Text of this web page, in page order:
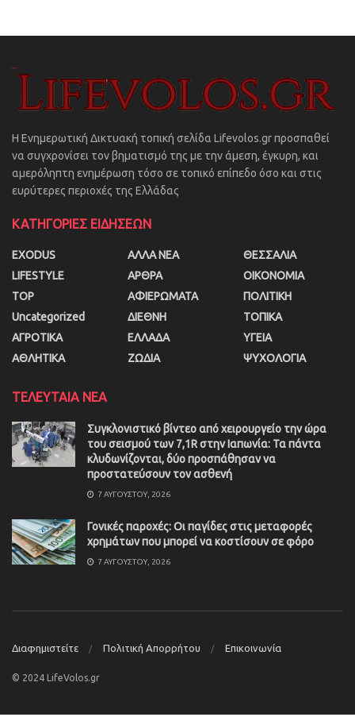
Η Ενημερωτική Δικτυακή τοπική σελίδα Lifevolos.gr προσπαθεί
να συγχρονίσει τον βηματισμό της με την άμεση, έγκυρη, και
αμερόληπτη ενημέρωση τόσο σε τοπικό επίπεδο όσο και στις
ευρύτερες περιοχές της Ελλάδας
ΚΑΤΗΓΟΡΙΕΣ ΕΙΔΗΣΕΩΝ
EXODUS
LIFESTYLE
TOP
Uncategorized
ΑΓΡΟΤΙΚΑ
ΑΘΛΗΤΙΚΑ
ΑΛΛΑ ΝΕΑ
ΑΡΘΡΑ
ΑΦΙΕΡΩΜΑΤΑ
ΔΙΕΘΝΗ
ΕΛΛΑΔΑ
ΖΩΔΙΑ
ΘΕΣΣΑΛΙΑ
ΟΙΚΟΝΟΜΙΑ
ΠΟΛΙΤΙΚΗ
ΤΟΠΙΚΑ
ΥΓΕΙΑ
ΨΥΧΟΛΟΓΙΑ
ΤΕΛΕΥΤΑΙΑ ΝΕΑ
Συγκλονιστικό βίντεο από χειρουργείο την ώρα
του σεισμού των 7,1R στην Ιαπωνία: Τα πάντα
κλυδωνίζονται, δύο προσπάθησαν να
προστατεύσουν τον ασθενή
7 ΑΥΓΟΎΣΤΟΥ, 2026
Γονικές παροχές: Οι παγίδες στις μεταφορές
χρημάτων που μπορεί να κοστίσουν σε φόρο
7 ΑΥΓΟΎΣΤΟΥ, 2026
Διαφημιστείτε Πολιτική Απορρήτου Επικοινωνία
© 2024 LifeVolos.gr